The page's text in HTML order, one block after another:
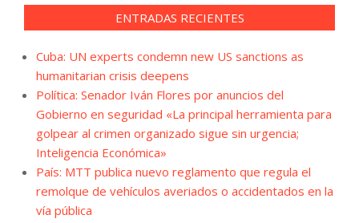
ENTRADAS RECIENTES
Cuba: UN experts condemn new US sanctions as
humanitarian crisis deepens
Política: Senador Iván Flores por anuncios del
Gobierno en seguridad «La principal herramienta para
golpear al crimen organizado sigue sin urgencia;
Inteligencia Económica»
País: MTT publica nuevo reglamento que regula el
remolque de vehículos averiados o accidentados en la
vía pública